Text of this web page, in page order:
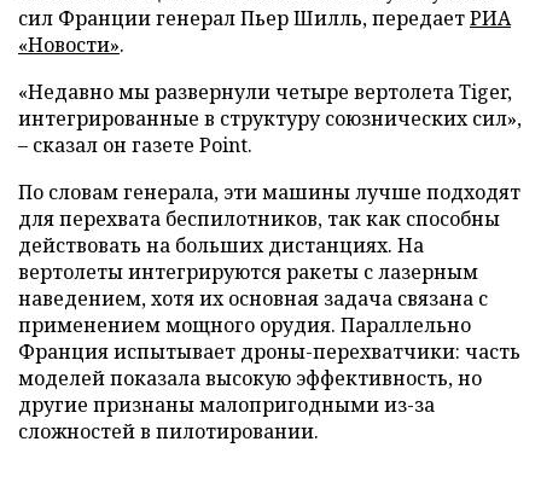
сил Франции генерал Пьер Шилль, передаетРИА
«Новости».
«Недавно мы развернули четыре вертолета Tiger,
интегрированные в структуру союзнических сил»,
– сказал он газете Point.
По словам генерала, эти машины лучше подходят
для перехвата беспилотников, так как способны
действовать на больших дистанциях. На
вертолеты интегрируются ракеты с лазерным
наведением, хотя их основная задача связана с
применением мощного орудия. Параллельно
Франция испытывает дроны-перехватчики: часть
моделей показала высокую эффективность, но
другие признаны малопригодными из-за
сложностей в пилотировании.